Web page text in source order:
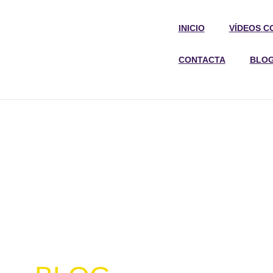
INICIO VÍDEOS
CONTACTA